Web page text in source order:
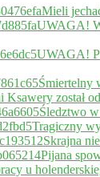
Mieli
UWAGA!
UWAGA!
Śmiertelny
został
Śledztwo
Tragiczny
Skrajna
Pijana
u